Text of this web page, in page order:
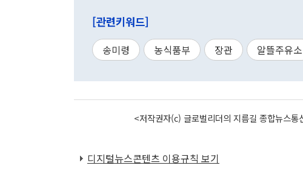
[관련키워드]
송미령 농식품부 장관 알뜰주유소
<저작권자(c) 글로벌리더의 지름길 종합뉴스
디지털뉴스콘텐츠 이용규칙 보기